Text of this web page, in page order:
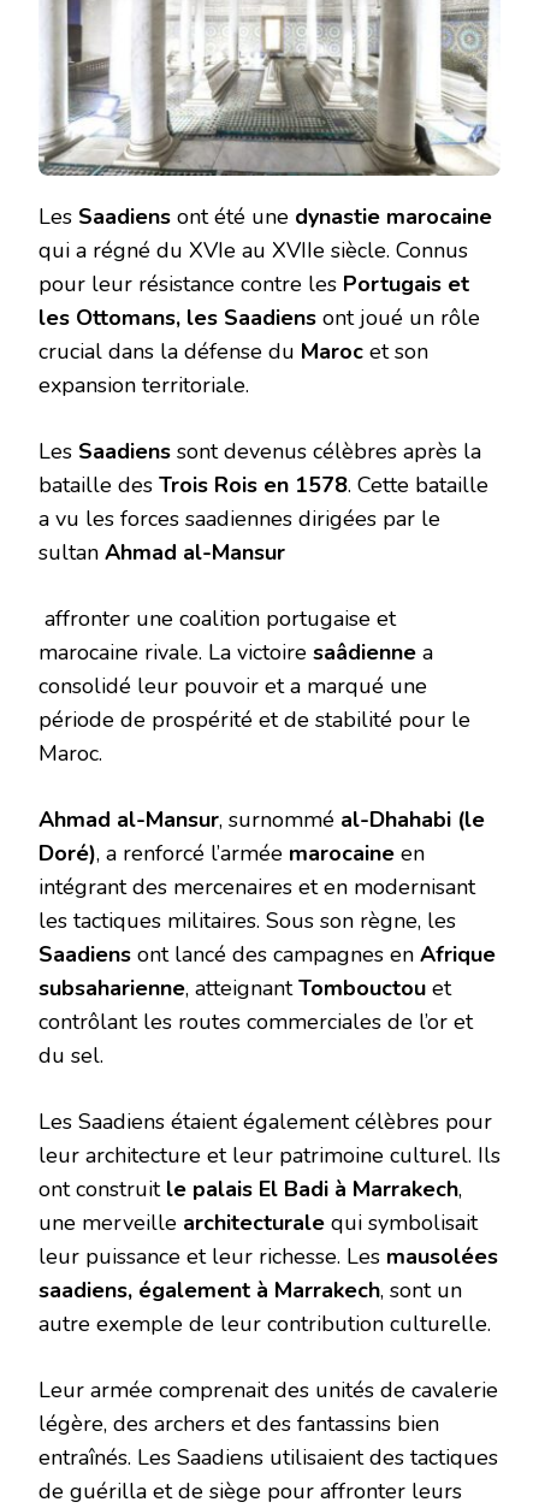
Les Saadiens ont été une dynastie marocaine
qui a régné du XVIe au XVIIe siècle. Connus
pour leur résistance contre les Portugais et
les Ottomans, les Saadiens ont joué un rôle
crucial dans la défense du Maroc et son
expansion territoriale.
Les Saadiens sont devenus célèbres après la
bataille des Trois Rois en 1578. Cette bataille
a vu les forces saadiennes dirigées par le
sultan Ahmad al-Mansur
affronter une coalition portugaise et
marocaine rivale. La victoire saâdienne a
consolidé leur pouvoir et a marqué une
période de prospérité et de stabilité pour le
Maroc.
Ahmad al-Mansur, surnommé al-Dhahabi (le
Doré), a renforcé l’armée marocaine en
intégrant des mercenaires et en modernisant
les tactiques militaires. Sous son règne, les
Saadiens ont lancé des campagnes en Afrique
subsaharienne, atteignantTombouctou et
contrôlant les routes commerciales de l’or et
du sel.
Les Saadiens étaient également célèbres pour
leur architecture et leur patrimoine culturel. Ils
ont construit le palais El Badi à Marrakech,
une merveille architecturale qui symbolisait
leur puissance et leur richesse. Les mausolées
saadiens, également à Marrakech, sont un
autre exemple de leur contribution culturelle.
Leur armée comprenait des unités de cavalerie
légère, des archers et des fantassins bien
entraînés. Les Saadiens utilisaient des tactiques
de guérilla et de siège pour affronter leurs